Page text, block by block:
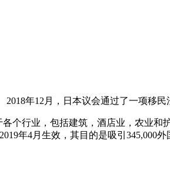
年12月，日本议会通过了一项移
个行业，包括建筑，酒店业，农业
年4月生效，其目的是吸引345,000